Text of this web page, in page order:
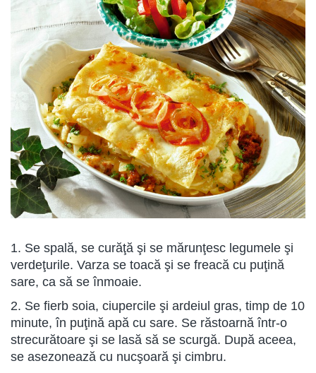
1. Se spală, se curăţă şi se mărunţesc legumele şi
verdeţurile. Varza se toacă şi se freacă cu puţină
sare, ca să se înmoaie.
2. Se fierb soia, ciupercile şi ardeiul gras, timp de 10
minute, în puţină apă cu sare. Se răstoarnă într-o
strecurătoare şi se lasă să se scurgă. După aceea,
se asezonează cu nucşoară şi cimbru.